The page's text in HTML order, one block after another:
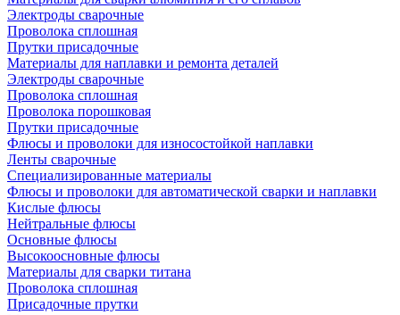
Электроды сварочные
Проволока сплошная
Прутки присадочные
Материалы для наплавки и ремонта деталей
Электроды сварочные
Проволока сплошная
Проволока порошковая
Прутки присадочные
Флюсы и проволоки для износостойкой наплавки
Ленты сварочные
Специализированные материалы
Флюсы и проволоки для автоматической сварки и наплавки
Кислые флюсы
Нейтральные флюсы
Основные флюсы
Высокоосновные флюсы
Материалы для сварки титана
Проволока сплошная
Присадочные прутки